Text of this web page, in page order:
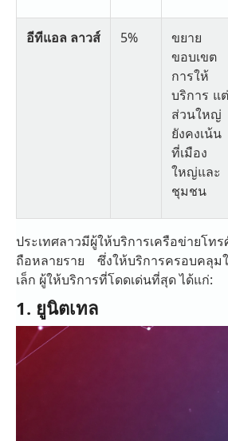
อีทีแอล ลาวส์ 5%
ขยาย
ขอบเขต
การให้
บริการ แต่
ส่วนใหญ่
ยังคงเน้น
ที่เมือง
ใหญ่และ
ชุมชน
ประเทศลาวมีผู้ให้บริการเครือข่ายโท
ถือหลายราย ซึ่งให้บริการครอบคลุม
เล็ก ผู้ให้บริการที่โดดเด่นที่สุด ได้แก่:
1. ยูนิตเทล